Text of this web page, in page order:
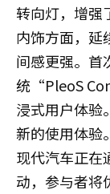
转向灯，增强
内饰方面，延
间感更强。首
统“PleoS
浸式用户体验
新的使用体验。
现代汽车正
动，参与者将